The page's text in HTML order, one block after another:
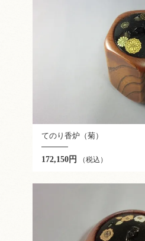
てのり香炉（菊）
172,150円 （税込）